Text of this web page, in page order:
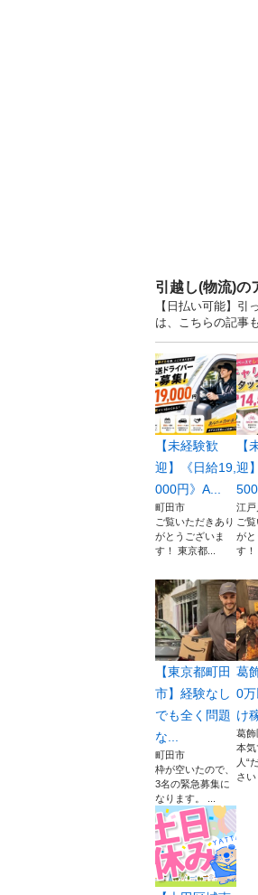
引越し(物流)の
【日払い可能】
は、こちらの記事
【未経験歓
迎】《日給19,
000円》A...
町田市
ご覧いただきあり
がとうございま
す！ 東京都...
【
迎
500
江戸
ご
がと
す！
【東京都町田
市】経験なし
でも全く問題
な...
町田市
枠が空いたので、
3名の緊急募集に
なります。 ...
葛
0
け
葛飾
本気
人“
さい